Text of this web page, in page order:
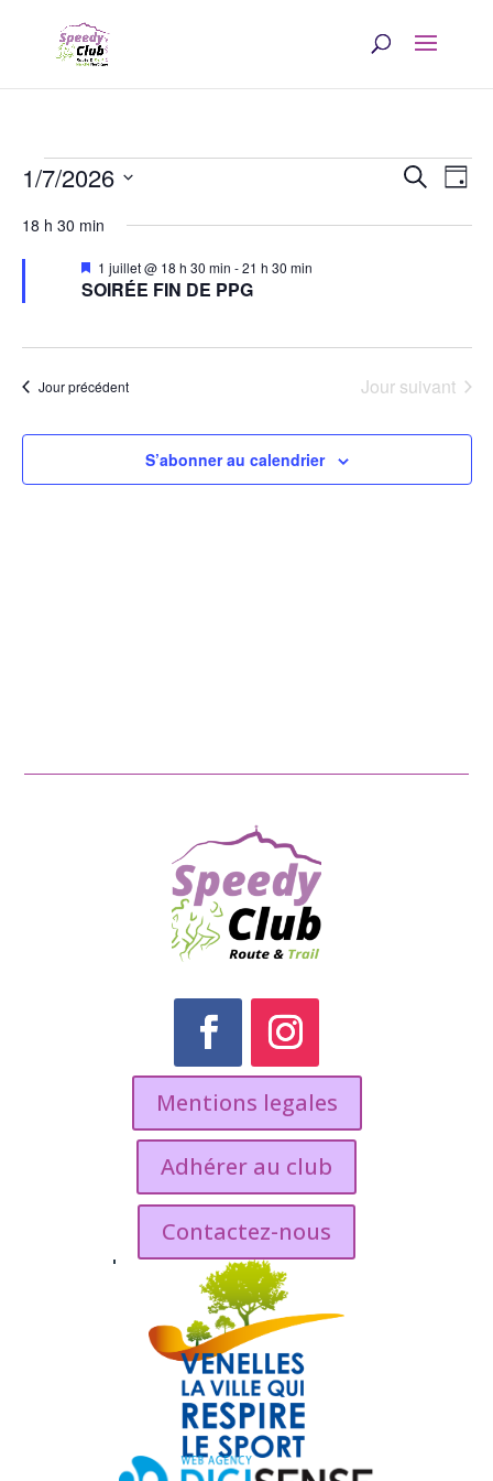
Évènements
for
1
juillet,
2026
et
vues
Recherche
Jour
1/7/2026
une
18 h 30 min
SOIRÉE FIN DE PPG
Mis
en
avant
1 juillet @ 18 h 30 min -21 h 30 min
Jour précédent Jour suivant
S’abonner au calendrier
Mentions legales
Adhérer au club
Contactez-nous